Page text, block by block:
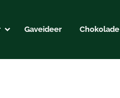
Gaveideer Chokolade